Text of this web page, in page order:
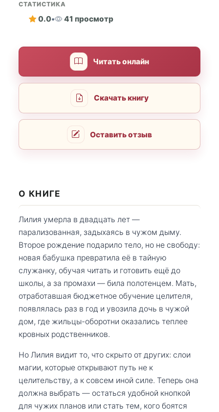
СТАТИСТИКА
0.0• 41 просмотр
Читать онлайн
Скачать книгу
Оставить отзыв
О КНИГЕ
Лилия умерла в двадцать лет —
парализованная, задыхаясь в чужом дыму.
Второе рождение подарило тело, но не свободу:
новая бабушка превратила её в тайную
служанку, обучая читать и готовить ещё до
школы, а за промахи — била полотенцем. Мать,
отработавшая бюджетное обучение целителя,
появлялась раз в год и увозила дочь в чужой
дом, где жильцы-оборотни оказались теплее
кровных родственников.
Но Лилия видит то, что скрыто от других: слои
магии, которые открывают путь не к
целительству, а к совсем иной силе. Теперь она
должна выбрать — остаться удобной кнопкой
для чужих планов или стать тем, кого боятся